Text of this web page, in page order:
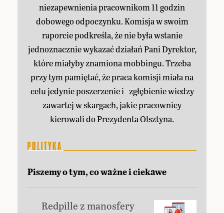
niezapewnienia pracownikom 11 godzin
dobowego odpoczynku. Komisja w swoim
raporcie podkreśla, że nie była wstanie
jednoznacznie wykazać działań Pani Dyrektor,
które miałyby znamiona mobbingu. Trzeba
przy tym pamiętać, że praca komisji miała na
celu jedynie poszerzenie i zgłębienie wiedzy
zawartej w skargach, jakie pracownicy
kierowali do Prezydenta Olsztyna.
Piszemy o tym, co ważne i ciekawe
Redpille z manosfery